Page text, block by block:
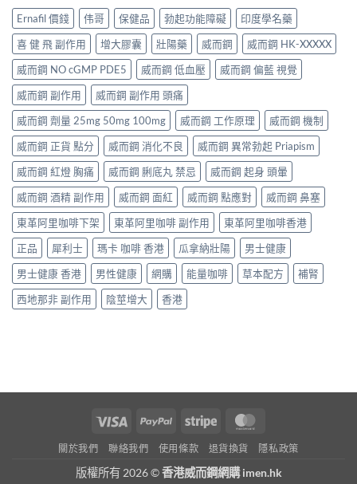
Ernafil 價錢 伟哥 保健品 勃起功能障礙
印度學名藥
喜 健 飛 副作用
增大膠囊 壯陽藥 威而鋼
威而鋼 HK-XXXXX
威而鋼 NO cGMP PDE5
威而鋼 低血壓
威而鋼 偏藍 視覺
威而鋼 副作用
威而鋼 副作用 頭痛
威而鋼 劑量 25mg 50mg 100mg
威而鋼 工作原理
威而鋼 機制
威而鋼 正貨 點分
威而鋼 消化不良
威而鋼 異常勃起 Priapism
威而鋼 紅燈 胸痛
威而鋼 脷底丸 禁忌
威而鋼 起身 頭暈
威而鋼 酒精 副作用
威而鋼 面紅 威而鋼 點應對
威而鋼 鼻塞
東革阿里咖啡下架
東革阿里咖啡 副作用
東革阿里咖啡香港
正品
犀利士 瑪卡 咖啡 香港 瓜拿納壯陽
男士健康
男士健康 香港
男性健康 網購 能量咖啡 草本配方
補腎
西地那非 副作用
陰莖增大 香港
Visa PayPal Stripe
關於我們 聯絡我們 使用條款 退貨換貨 隱私政策
版權所有 2026 ©香港威而鋼網購 imen.hk